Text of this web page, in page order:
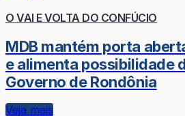
O VAI E VOLTA DO CONFÚCIO
MDB mantém porta
e alimenta possibilidade
Governo de Rondônia
Veja mais